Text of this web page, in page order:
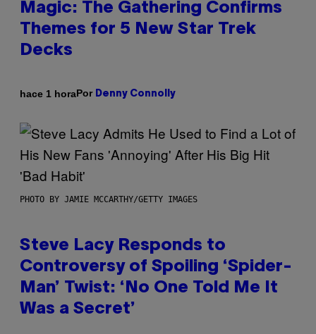
Magic: The Gathering Confirms
Themes for 5 New Star Trek
Decks
hace 1 horaPor Denny Connolly
PHOTO BY JAMIE MCCARTHY/GETTY IMAGES
Steve Lacy Responds to
Controversy of Spoiling ‘Spider-
Man’ Twist: ‘No One Told Me It
Was a Secret’